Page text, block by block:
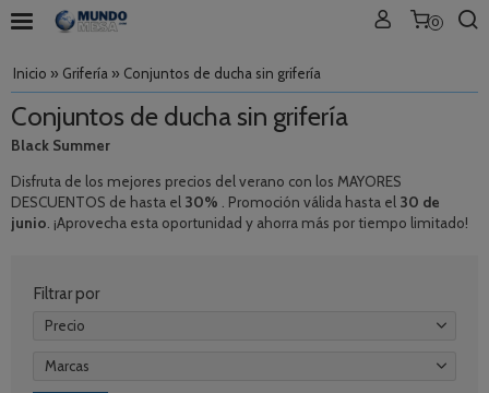
0
Inicio » Grifería » Conjuntos de ducha sin grifería
Conjuntos de ducha sin grifería
Black Summer
Disfruta de los mejores precios del verano con los MAYORES
DESCUENTOS de hasta el 30% . Promoción válida hasta el 30 de
junio . ¡Aprovecha esta oportunidad y ahorra más por tiempo limitado!
Filtrar por
Precio
Marcas